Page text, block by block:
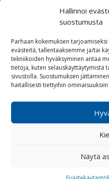
Hallinnoi
suostumusta
Parhaan kokemuksen
evästeitä, tallentaaksemme ja/tai
tekniikoiden hyväksyminen antaa
tietoja, kuten selauskäyttäytymistä
sivustolla. Suostumuksen
haitallisesti tiettyihin
Näytä
Y-tunnus:
 Töihin meille
 Lähetä meille
 Seuraa meitä
Vastuullisuus